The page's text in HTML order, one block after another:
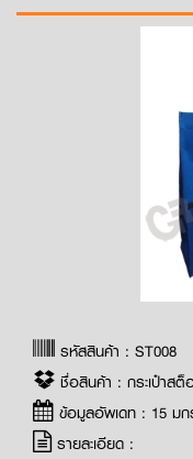
รหัสสินค้า : ST008
ชื่อสินค้า : กระเป๋าส
ข้อมูลอัพเดท : 15 มก
รายละเอียด :